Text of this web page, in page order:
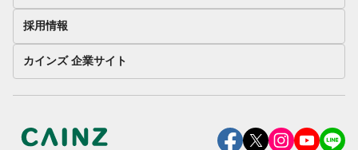
採用情報
カインズ 企業サイト